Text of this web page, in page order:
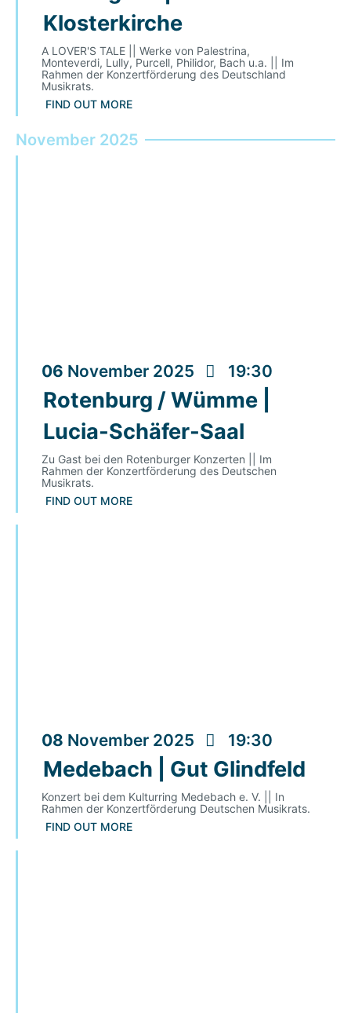
Klosterkirche
A LOVER'S TALE || Werke von Palestrina,
Monteverdi, Lully, Purcell, Philidor, Bach u.a. || Im
Rahmen der Konzertförderung des Deutschland
Musikrats.
FIND OUT MORE
November 2025
06 November 2025 19:30
Rotenburg / Wümme |
Lucia-Schäfer-Saal
Zu Gast bei den Rotenburger Konzerten || Im
Rahmen der Konzertförderung des Deutschen
Musikrats.
FIND OUT MORE
08 November 2025 19:30
Medebach | Gut Glindfeld
Konzert bei dem Kulturring Medebach e. V. || In
Rahmen der Konzertförderung Deutschen Musikrats.
FIND OUT MORE